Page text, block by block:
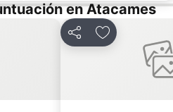
en Atacames
CompartirAgregar a